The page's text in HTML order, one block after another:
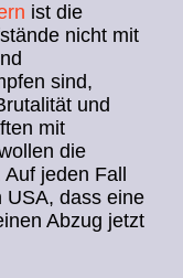
ist die
nicht mit
sind,
und
mit
die
jeden Fall
USA, dass eine
Abzug jetzt